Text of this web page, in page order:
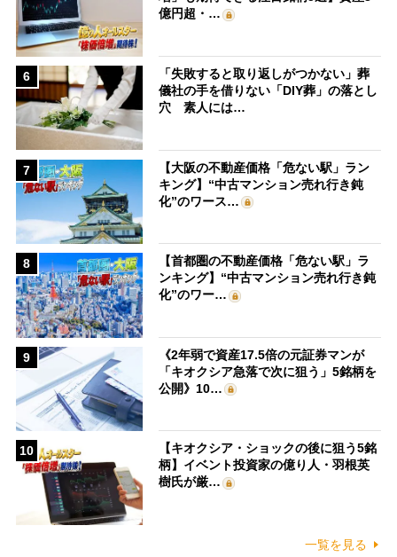
億円超・…
6
「失敗すると取り返しがつかない」葬
儀社の手を借りない「DIY葬」の落とし
穴 素人には…
7
【大阪の不動産価格「危ない駅」ラン
キング】“中古マンション売れ行き鈍
化”のワース…
8
【首都圏の不動産価格「危ない駅」ラ
ンキング】“中古マンション売れ行き鈍
化”のワー…
9
《2年弱で資産17.5倍の元証券マンが
「キオクシア急落で次に狙う」5銘柄を
公開》10…
10
【キオクシア・ショックの後に狙う5銘
柄】イベント投資家の億り人・羽根英
樹氏が厳…
一覧を見る